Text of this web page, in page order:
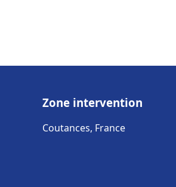
Zone intervention
Coutances, France